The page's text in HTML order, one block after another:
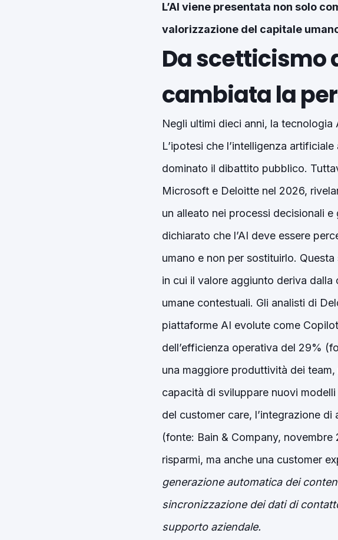
L’AI viene presentata non solo
valorizzazione del capitale
Da scetticismo
cambiata la
Negli ultimi dieci anni, la
L’ipotesi che l’intelligenza
dominato il dibattito pubblico.
Microsoft e Deloitte nel 2026,
un alleato nei processi decisionali
dichiarato che l’AI deve essere
umano e non per sostituirlo.
in cui il valore aggiunto deriva
umane contestuali. Gli analisti di
piattaforme AI evolute come
dell’efficienza operativa del 29%
una maggiore produttività dei
capacità di sviluppare nuovi
del customer care, l’integrazione
(fonte: Bain & Company,
risparmi, ma anche una customer
generazione automatica dei
sincronizzazione dei dati di
supporto aziendale.